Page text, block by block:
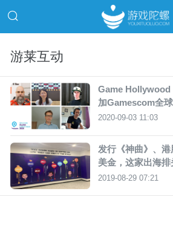
游莱互动
Game Hollywood
加Gamescom全
会
2020-09-03 11:03
发行《神曲》、
美金，这家出海
2019-08-29 07:21